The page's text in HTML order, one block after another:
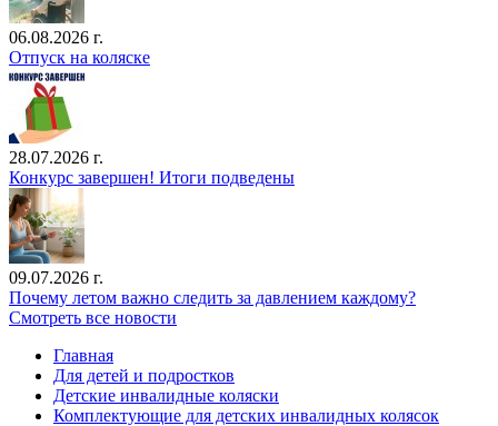
06.08.2026 г.
Отпуск на коляске
28.07.2026 г.
Конкурс завершен! Итоги подведены
09.07.2026 г.
Почему летом важно следить за давлением каждому?
Смотреть все новости
Главная
Для детей и подростков
Детские инвалидные коляски
Комплектующие для детских инвалидных колясок